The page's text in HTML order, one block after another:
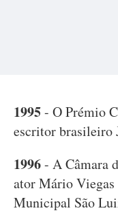
1995- O Prémio
escritor brasileiro
1996- A Câmara
ator Mário Viegas
Municipal São